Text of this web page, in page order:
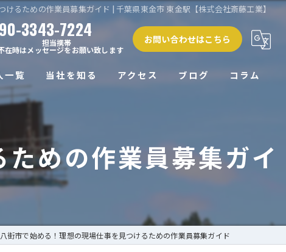
るための作業員募集ガイド | 千葉県東金市 東金駅【株式会社斎藤工業】
3343-7224
担当携帯
在時はメッセージをお願い致します
お問い合わせはこちら
一覧 当社を知る
未経験
経験者
高収入
アクセス ブログ コラム
めの作業員募集ガイ
八街市で始める！理想の現場仕事を見つけるための作業員募集ガイド